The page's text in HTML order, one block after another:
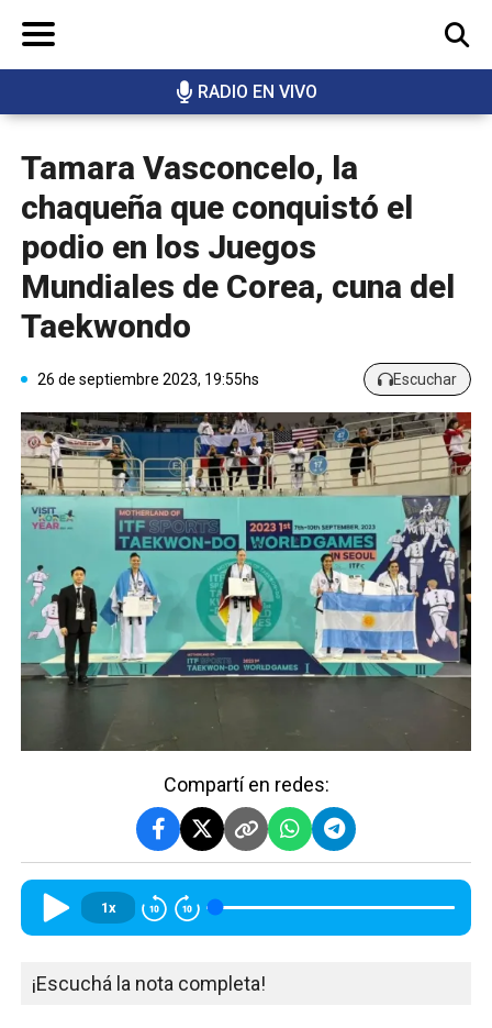
RADIO EN VIVO
BUSCAR
Tamara Vasconcelo, la
chaqueña que conquistó el
podio en los Juegos
Mundiales de Corea, cuna del
Taekwondo
26 de septiembre 2023, 19:55hs Escuchar
Compartí en redes:
1x
¡Escuchá la nota completa!